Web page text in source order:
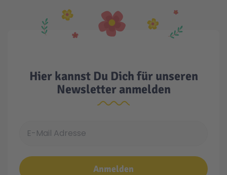
Hier kannst Du Dich für unseren
Newsletter anmelden
Anmelden